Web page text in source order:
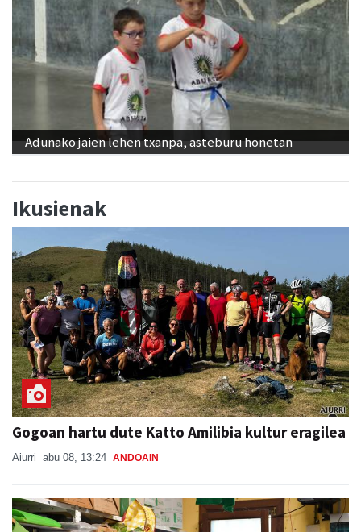
Adunako jaien lehen txanpa, asteburu honetan
Ikusienak
Gogoan hartu dute Katto Amilibia kultur eragilea
Aiurri abu 08, 13:24 ANDOAIN